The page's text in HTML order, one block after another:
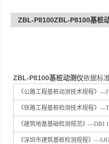
ZBL-P8100ZBL-P8100基桩
ZBL-P8100基桩动测仪依据标准
《公路工程基桩动测技术规程》
《铁路工程基桩检测技术规程》
《建筑地基基础检测规范》—DBJ
《深圳市建筑基桩检测规程》